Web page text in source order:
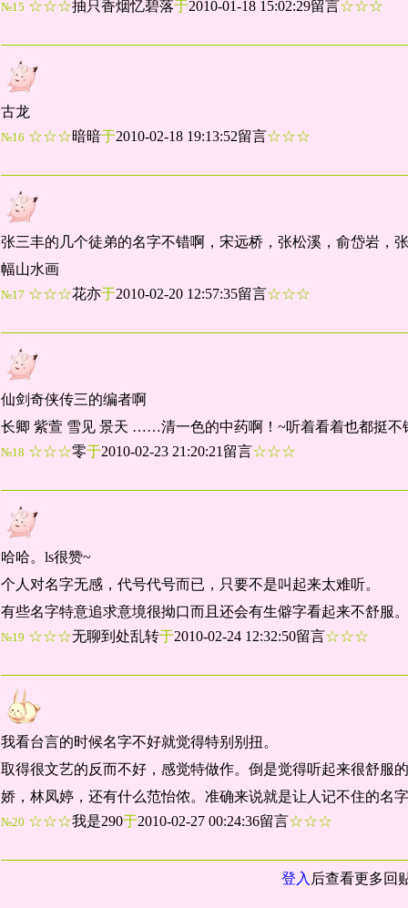
№15 ☆☆☆抽只香烟忆碧落于2010-01-18 15:02:29留言☆☆☆
古龙
№16 ☆☆☆暗暗于2010-02-18 19:13:52留言☆☆☆
张三丰的几个徒弟的名字不错啊，宋远桥，张松溪，俞岱岩，
幅山水画
№17 ☆☆☆花亦于2010-02-20 12:57:35留言☆☆☆
仙剑奇侠传三的编者啊
长卿 紫萱 雪见 景天 ……清一色的中药啊！~听着看着也都挺不
№18 ☆☆☆零于2010-02-23 21:20:21留言☆☆☆
哈哈。ls很赞~
个人对名字无感，代号代号而已，只要不是叫起来太难听。
有些名字特意追求意境很拗口而且还会有生僻字看起来不舒服。
№19 ☆☆☆无聊到处乱转于2010-02-24 12:32:50留言☆☆☆
我看台言的时候名字不好就觉得特别别扭。
取得很文艺的反而不好，感觉特做作。倒是觉得听起来很舒服
娇，林凤婷，还有什么范怡侬。准确来说就是让人记不住的名
№20 ☆☆☆我是290于2010-02-27 00:24:36留言☆☆☆
登入 后查看更多回